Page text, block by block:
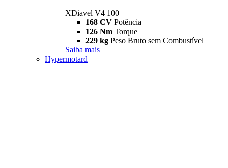
XDiavel V4 100
168 CV Potência
126 Nm Torque
229 kg Peso Bruto sem Combustível
Saiba mais
Hypermotard